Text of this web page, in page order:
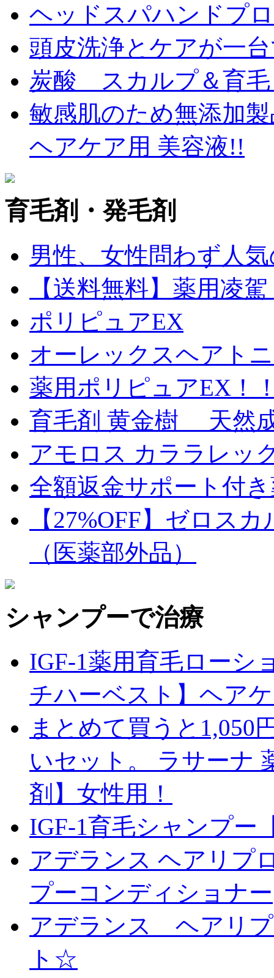
ヘッドスパハンドプ
頭皮洗浄とケアが一
炭酸 スカルプ＆育
敏感肌のため無添加
ヘアケア用 美容液!!
育毛剤・発毛剤
男性、女性問わず人
【送料無料】薬用凌
ポリピュアEX
オーレックスヘアト
薬用ポリピュアEX！
育毛剤 黄金樹 天然
アモロス カララレッ
全額返金サポート付
【27%OFF】ゼロス
（医薬部外品）
シャンプーで治療
IGF-1薬用育毛ローシ
チハーベスト】ヘア
まとめて買うと1,050
いセット。 ラサーナ
剤】女性用！
IGF-1育毛シャンプー
アデランス ヘアリプ
プーコンディショナー
アデランス ヘアリ
ト☆